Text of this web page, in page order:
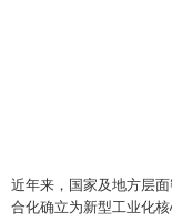
近年来，国家及地方层
合化确立为新型工业化